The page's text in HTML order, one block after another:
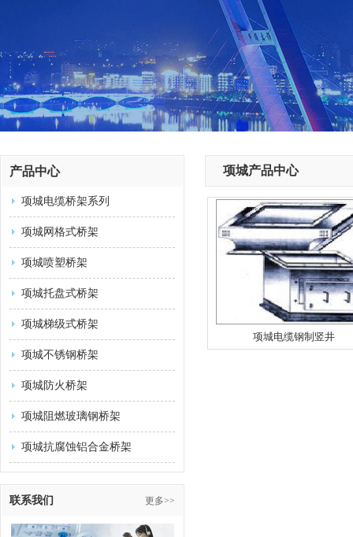
产品中心
项城电缆桥架系列
项城网格式桥架
项城喷塑桥架
项城托盘式桥架
项城梯级式桥架
项城不锈钢桥架
项城防火桥架
项城阻燃玻璃钢桥架
项城抗腐蚀铝合金桥架
联系我们 更多>>
项城产品中心
项城电缆钢制竖井